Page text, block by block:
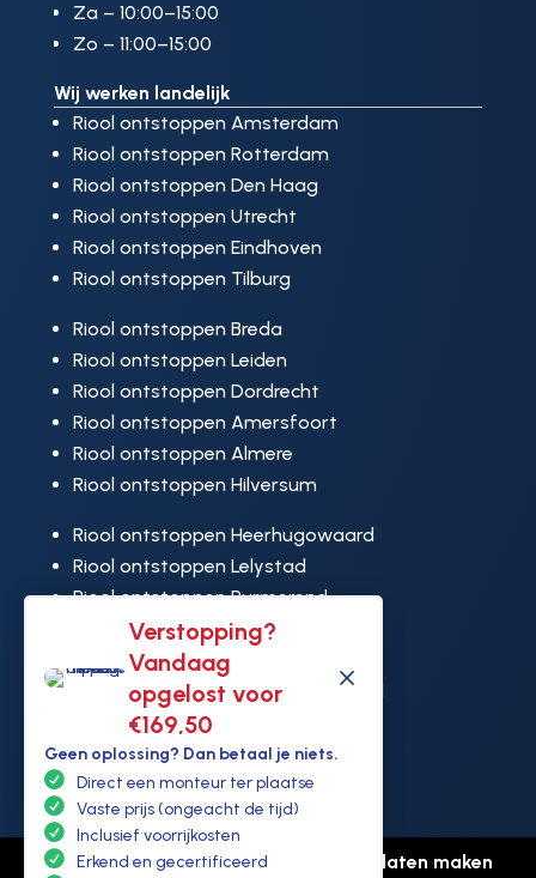
Verstopping?
Vandaag
opgelost voor
€169,50
M
Geen oplossing? Dan betaal je niets.
Direct een monteur ter plaatse
Vaste prijs (ongeacht de tijd)
Inclusief voorrijkosten
Erkend en gecertificeerd
Za – 10:00–15:00
Zo – 11:00–15:00
Wij werken landelijk
Riool ontstoppen Amsterdam
Riool ontstoppen Rotterdam
Riool ontstoppen Den Haag
Riool ontstoppen Utrecht
Riool ontstoppen Eindhoven
Riool ontstoppen Tilburg
Riool ontstoppen Breda
Riool ontstoppen Leiden
Riool ontstoppen Dordrecht
Riool ontstoppen Amersfoort
Riool ontstoppen Almere
Riool ontstoppen Hilversum
Riool ontstoppen Heerhugowaard
Riool ontstoppen Lelystad
Riool ontstoppen Purmerend
Riool ontstoppen Ridderkerk
Riool ontstoppen Rijswijk
Riool ontstoppen Hoek van Holland
© Copyright Ontstoppen.nl | Website laten maken